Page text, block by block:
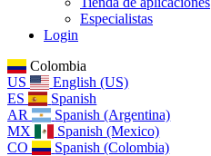
Especialistas
Login
Colombia
US
English (US)
ES
Spanish
AR
Spanish (Argentina)
MX
Spanish (Mexico)
CO
Spanish (Colombia)